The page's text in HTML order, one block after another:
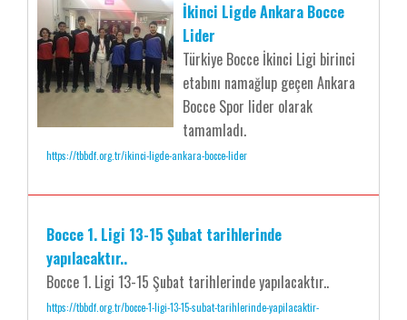
İkinci Ligde Ankara Bocce
Lider
Türkiye Bocce İkinci Ligi birinci
etabını namağlup geçen Ankara
Bocce Spor lider olarak
tamamladı.
https://tbbdf.org.tr/ikinci-ligde-ankara-bocce-lider
Bocce 1. Ligi 13-15 Şubat tarihlerinde
yapılacaktır..
Bocce 1. Ligi 13-15 Şubat tarihlerinde yapılacaktır..
https://tbbdf.org.tr/bocce-1-ligi-13-15-subat-tarihlerinde-yapilacaktir-